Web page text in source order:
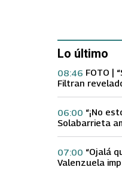
Lo último
FOTO |
Filtran
08:46
“¡No
Solabarrieta
06:00
“Ojalá
Valenzuela
07:00